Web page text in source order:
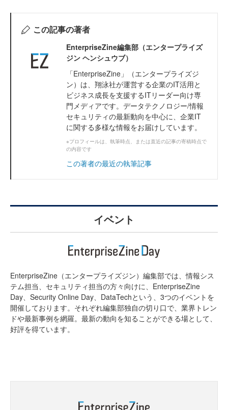
この記事の著者
EnterpriseZine編集部（エンタープライズ
ジン ヘンシュウブ）
「EnterpriseZine」（エンタープライズジ
ン）は、翔泳社が運営する企業のIT活用と
ビジネス成長を支援するITリーダー向け専
門メディアです。データテクノロジー/情報
セキュリティの最新動向を中心に、企業IT
に関する多様な情報をお届けしています。
※プロフィールは、執筆時点、または直近の記事の寄稿時点で
の内容です
この著者の最近の執筆記事
イベント
EnterpriseZine（エンタープライズジン）編集部では、情報シス
テム担当、セキュリティ担当の方々向けに、EnterpriseZine
Day、Security Online Day、DataTechという、3つのイベントを
開催しております。それぞれ編集部独自の切り口で、業界トレン
ドや最新事例を網羅。最新の動向を知ることができる場として、
好評を得ています。